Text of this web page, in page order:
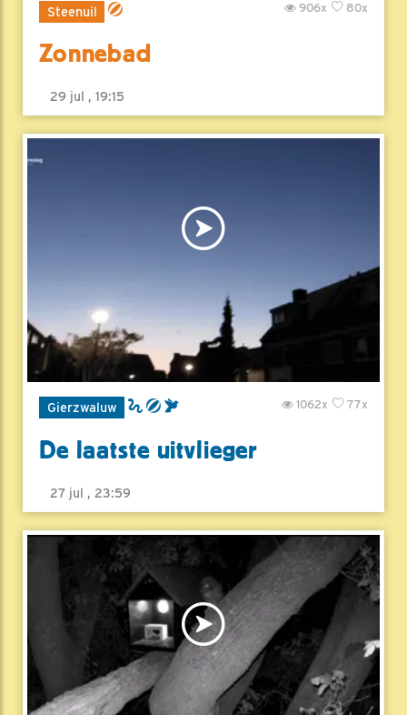
Steenuil 80x
906x
Zonnebad
29 jul , 19:15
Gierzwaluw 77x
1062x
De laatste uitvlieger
27 jul , 23:59